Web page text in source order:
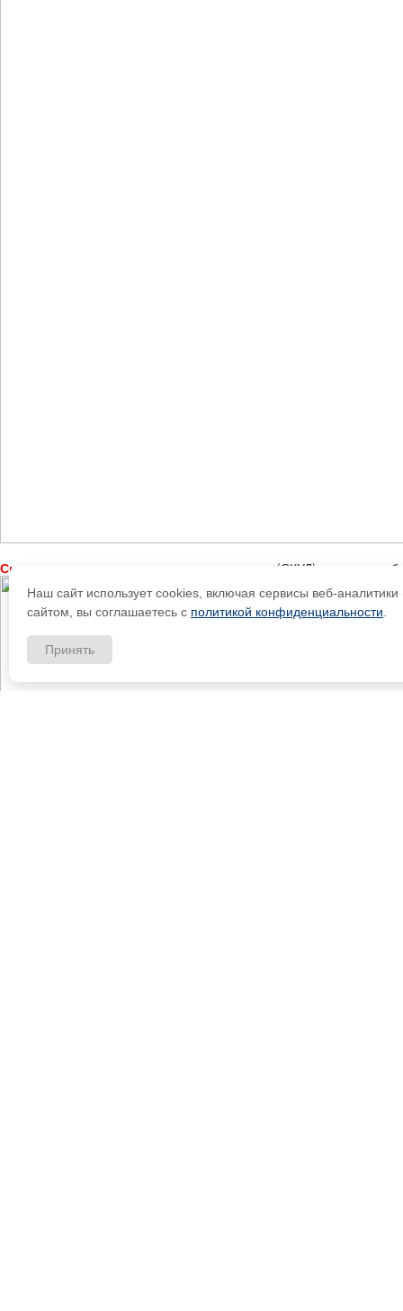
Система контроля и управления доступом (СКУД) — лучшее
Наш сайт использует cookies, включая сервисы веб-
сайтом, вы соглашаетесь с политикой конфиденциальности
Принять